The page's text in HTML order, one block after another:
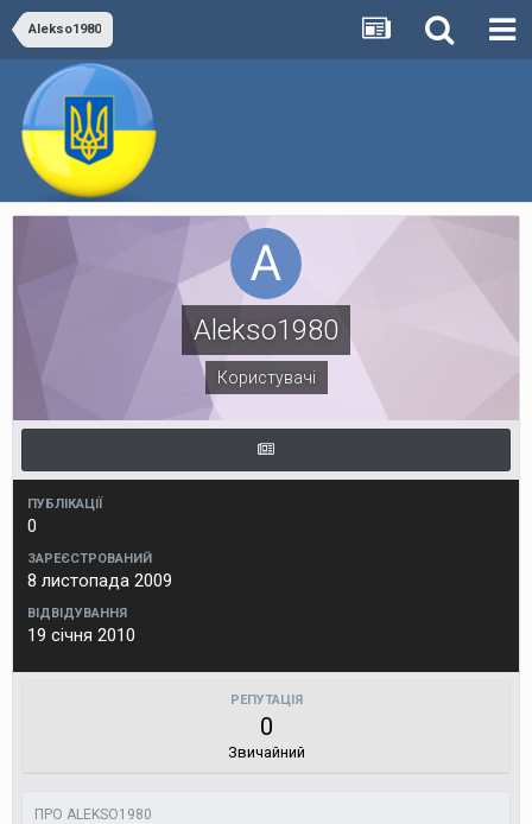
Alekso1980
Alekso1980
Користувачі
ПУБЛІКАЦІЇ
0
ЗАРЕЄСТРОВАНИЙ
8 листопада 2009
ВІДВІДУВАННЯ
19 січня 2010
РЕПУТАЦІЯ
0
Звичайний
ПРО ALEKSO1980